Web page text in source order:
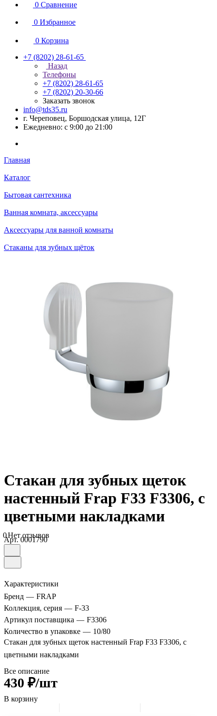
0 Сравнение
0 Избранное
0 Корзина
+7 (8202) 28‑61-65
Назад
Телефоны
+7 (8202) 28‑61-65
+7 (8202) 20‑30-66
Заказать звонок
info@tds35.ru
г. Череповец, Боршодская улица, 12Г
Ежедневно: с 9:00 до 21:00
Главная
Каталог
Бытовая сантехника
Ванная комната, аксессуары
Аксессуары для ванной комнаты
Стаканы для зубных щёток
Стакан для зубных щеток
настенный Frap F33 F3306, с
цветными накладками
0Нет отзывов
Арт.0001790
Характеристики
Бренд — FRAP
Коллекция, серия — F-33
Артикул поставщика — F3306
Количество в упаковке — 10/80
Стакан для зубных щеток настенный Frap F33 F3306, с
цветными накладками
Все описание
430 ₽/шт
В корзину